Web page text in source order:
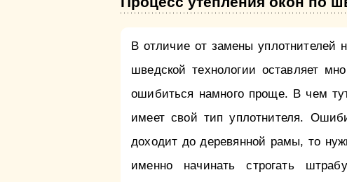
В отличие от замены уплотнителей
шведской технологии оставляет
ошибиться намного проще. В чем
имеет свой тип уплотнителя.
доходит до деревянной рамы, то
именно начинать строгать